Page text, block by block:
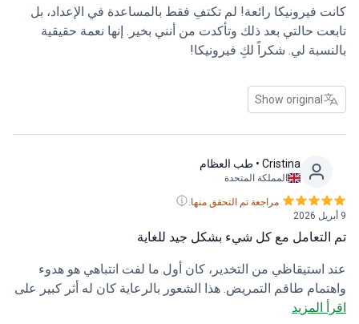
فيرونيكا رائعة! لم تكتفِ فقط بالمساعدة في الإعداد، بل
حالتي بعد ذلك وتأكدت من أنني بخير. إنها نعمة حقيقية
لي. شكراً لكِ فيرونيكا!
Show original
Cristina• طب العظام
المملكة المتحدة
مراجعة تم التحقق منها.
مع كل شيء بشكل جيد للغاية
من التخدير، كان أول ما لفت انتباهي هو هدوء
طاقم التمريض. هذا الشعور بالرعاية كان له أثر كبير على
بأكملها. كان جراحي محترفًا ومطمئنًا منذ أول استشارة